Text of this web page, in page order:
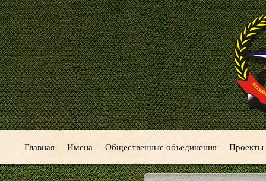
Главная Имена Общественные объединения Проекты